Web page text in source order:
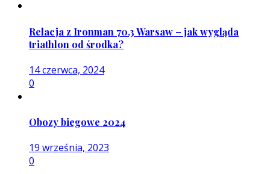
Relacja z Ironman 70.3 Warsaw – jak wygląda
triathlon od środka?
14 czerwca, 2024
0
Obozy biegowe 2024
19 września, 2023
0